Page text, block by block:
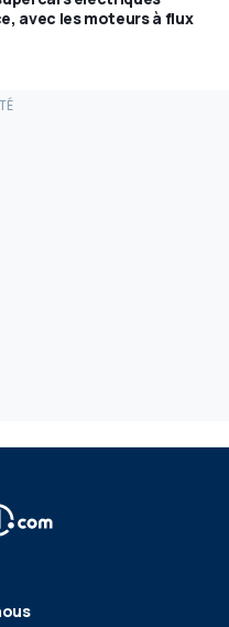
avec les moteurs à flux